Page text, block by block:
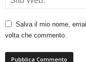
Salva il mio nome,
volta che commento.